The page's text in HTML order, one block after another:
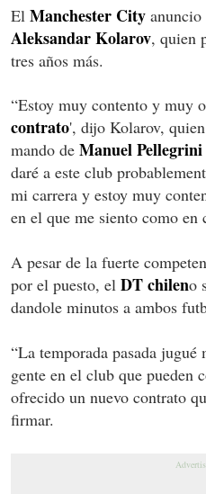
El Manchester City
Aleksandar Kolarov, quien
tres años más.
“Estoy muy contento y muy
contrato', dijo Kolarov,
mando de Manuel Pellegrini
daré a este club
mi carrera y estoy muy
en el que me siento como en
A pesar de la fuerte
por el puesto, el DT chileno
dandole minutos a ambos
“La temporada pasada
gente en el club que pueden
ofrecido un nuevo contrato
firmar.